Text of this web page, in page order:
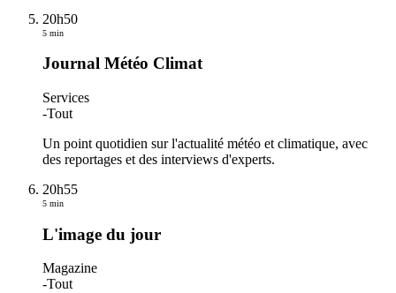
20h50
5 min
Journal Météo Climat
Services
-Tout
Un point quotidien sur l'actualité météo et climatique, avec
des reportages et des interviews d'experts.
20h55
5 min
L'image du jour
Magazine
-Tout